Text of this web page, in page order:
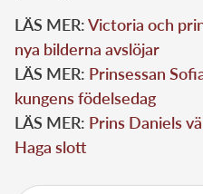
LÄS MER:Victoria och
nya bilderna avslöjar
LÄS MER: Prinsessan
kungens födelsedag
LÄS MER: Prins Daniels
Haga slott